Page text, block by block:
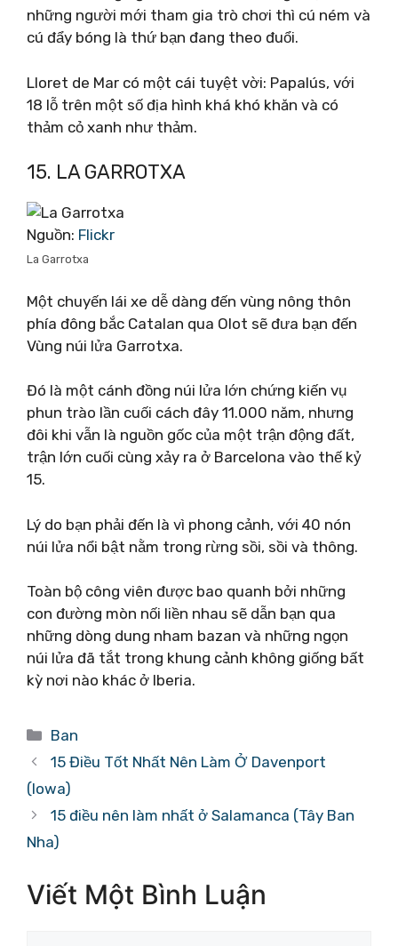
những người mới tham gia trò chơi thì cú ném và
cú đẩy bóng là thứ bạn đang theo đuổi.
Lloret de Mar có một cái tuyệt vời: Papalús, với
18 lỗ trên một số địa hình khá khó khăn và có
thảm cỏ xanh như thảm.
15. LA GARROTXA
Nguồn: Flickr
La Garrotxa
Một chuyến lái xe dễ dàng đến vùng nông thôn
phía đông bắc Catalan qua Olot sẽ đưa bạn đến
Vùng núi lửa Garrotxa.
Đó là một cánh đồng núi lửa lớn chứng kiến ​​vụ
phun trào lần cuối cách đây 11.000 năm, nhưng
đôi khi vẫn là nguồn gốc của một trận động đất,
trận lớn cuối cùng xảy ra ở Barcelona vào thế kỷ
15.
Lý do bạn phải đến là vì phong cảnh, với 40 nón
núi lửa nổi bật nằm trong rừng sồi, sồi và thông.
Toàn bộ công viên được bao quanh bởi những
con đường mòn nối liền nhau sẽ dẫn bạn qua
những dòng dung nham bazan và những ngọn
núi lửa đã tắt trong khung cảnh không giống bất
kỳ nơi nào khác ở Iberia.
Danh
mục
Ban
15 Điều Tốt Nhất Nên Làm Ở Davenport
(Iowa)
15 điều nên làm nhất ở Salamanca (Tây Ban
Nha)
Viết Một Bình Luận